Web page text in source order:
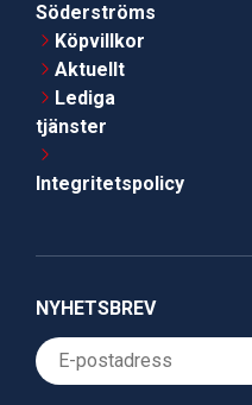
Söderströms
Köpvillkor
Aktuellt
Lediga
tjänster
Integritetspolicy
NYHETSBREV